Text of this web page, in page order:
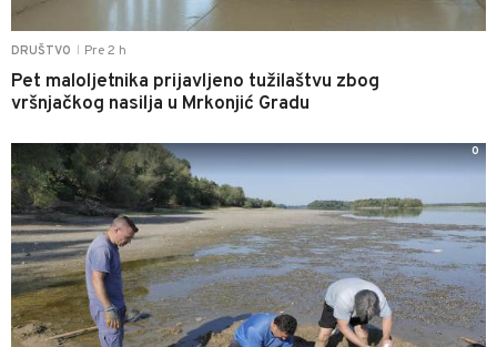
DRUŠTVO Pre 2 h
Pet maloljetnika prijavljeno tužilaštvu zbog
vršnjačkog nasilja u Mrkonjić Gradu
0